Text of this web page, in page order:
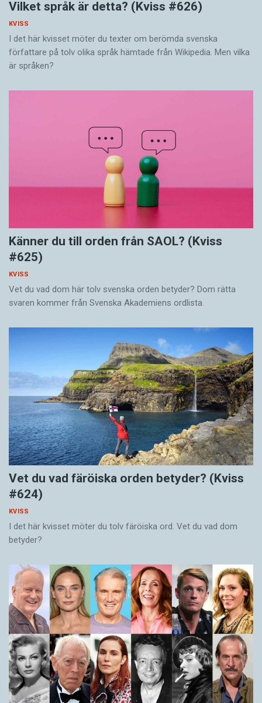
Vilket språk är detta? (Kviss #626)
KVISS
I det här kvisset möter du texter om berömda svenska
författare på tolv olika språk hämtade från Wikipedia. Men vilka
är språken?
Känner du till orden från SAOL? (Kviss
#625)
KVISS
Vet du vad dom här tolv svenska orden betyder? Dom rätta
svaren kommer från Svenska Akademiens ordlista.
Vet du vad färöiska orden betyder? (Kviss
#624)
KVISS
I det här kvisset möter du tolv färöiska ord. Vet du vad dom
betyder?